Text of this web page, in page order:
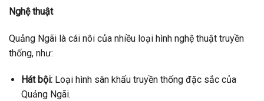
Nghệ thuật
Quảng Ngãi là cái nôi của nhiều loại hình nghệ thuật truyền
thống, như:
Hát bội:Loại hình sân khấu truyền thống đặc sắc của
Quảng Ngãi.